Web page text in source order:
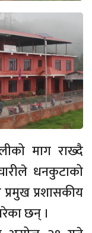
माग राख्दै
धनकुटाको
प्रशासकीय
छन् ।